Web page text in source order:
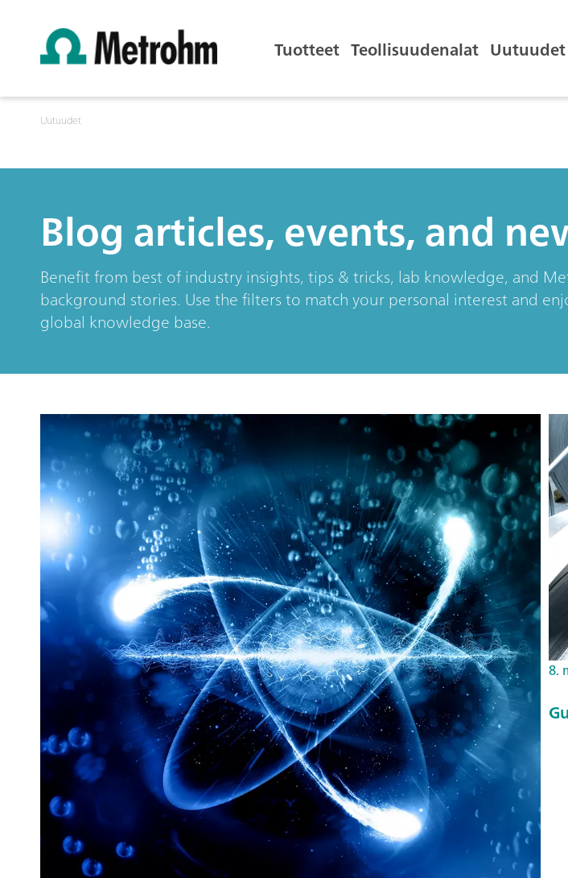
Tuotteet Teollisuudenalat Uutuudet
Uutuudet
Blog articles, events, and
Benefit from best of industry insights, tips & tricks, lab knowledge, and
background stories. Use the filters to match your personal interest and
global knowledge base.
8.